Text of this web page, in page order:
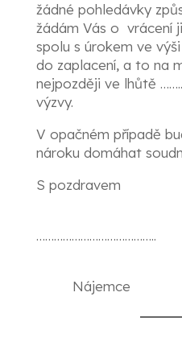
žádné pohledávky
žádám Vás o vrácení
spolu s úrokem ve
do zaplacení, a to na
nejpozději ve lhůtě
výzvy.
V opačném případě
nároku domáhat
S pozdravem
…………………………………..
Nájemce